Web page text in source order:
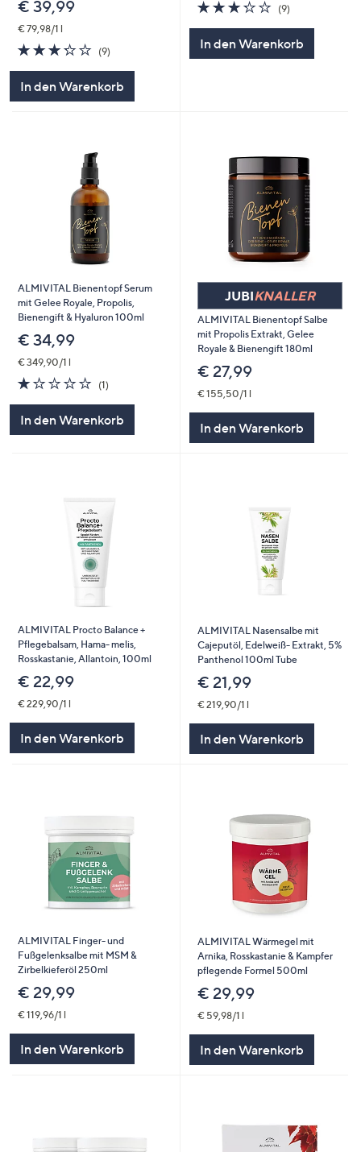
€ 39,99
€ 79,98/1 l
3.2
von
(9)
In den Warenkorb
3.2
von
(9)
In den Warenkorb
ALMIVITAL Bienentopf Serum
mit Gelee Royale, Propolis,
Bienengift & Hyaluron 100ml
€ 34,99
€ 349,90/1 l
1.0
von
(1)1
In den Warenkorb
JUBIKNALLER
ALMIVITAL Bienentopf Salbe
mit Propolis Extrakt, Gelee
Royale & Bienengift 180ml
€ 27,99
€ 155,50/1 l
In den Warenkorb
ALMIVITAL Procto Balance +
Pflegebalsam, Hama- melis,
Rosskastanie, Allantoin, 100ml
€ 22,99
€ 229,90/1 l
In den Warenkorb
ALMIVITAL Nasensalbe mit
Cajeputöl, Edelweiß- Extrakt, 5%
Panthenol 100ml Tube
€ 21,99
€ 219,90/1 l
In den Warenkorb
ALMIVITAL Finger- und
Fußgelenksalbe mit MSM &
Zirbelkieferöl 250ml
€ 29,99
€ 119,96/1 l
In den Warenkorb
ALMIVITAL Wärmegel mit
Arnika, Rosskastanie & Kampfer
pflegende Formel 500ml
€ 29,99
€ 59,98/1 l
In den Warenkorb